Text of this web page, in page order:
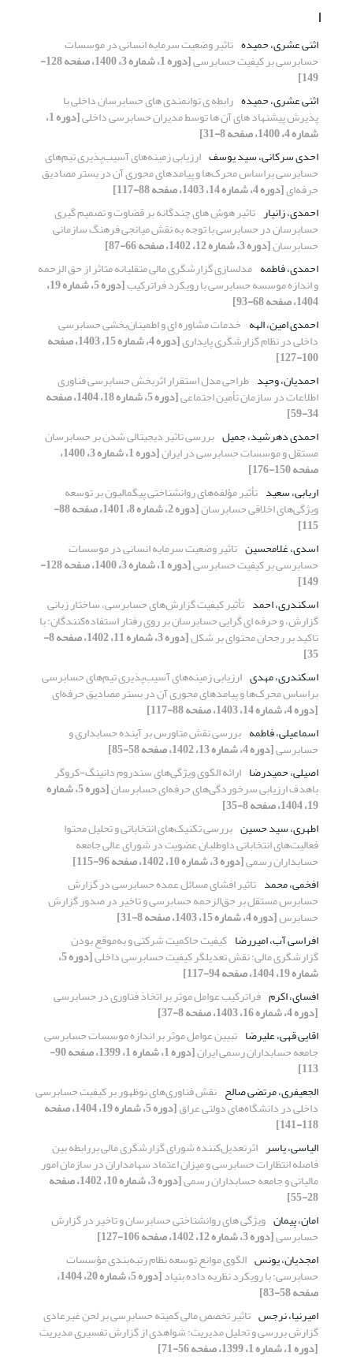
ا
اثنی عشری، حمیده تاثیر وضعیت سرمایه انسانی در موسسات
حسابرسی بر کیفیت حسابرسی [دوره 1، شماره 3، 1400، صفحه 128-
149]
اثنی عشری، حمیده رابطه ی توانمندی های حسابرسان داخلی با
پذیرش پیشنهاد های آن ها توسط مدیران حسابرسی داخلی [دوره 1،
شماره 4، 1400، صفحه 8-31]
احدی سرکانی، سید یوسف ارزیابی زمینه‌های آسیب‌پذیری تیم‌های
حسابرسی براساس محرک‌ها و پیامدهای محوری آن در بستر مصادیق
حرفه‌ای[دوره 4، شماره 14، 1403، صفحه 88-117]
احمدی، زانیار تاثیر هوش های چندگانه بر قضاوت و تصمیم گیری
حسابرسان در حسابرسی با توجه به نقش میانجی فرهنگ سازمانی
حسابرسان[دوره 3، شماره 12، 1402، صفحه 66-87]
احمدی، فاطمه مدلسازی گزارشگری مالی متقلبانه متاثر از حق الزحمه
و اندازه موسسه حسابرسی با رویکرد فراترکیب [دوره 5، شماره 19،
1404، صفحه 68-93]
احمدی امین، الهه خدمات مشاوره ای و اطمینان‌بخشی حسابرسی
داخلی در نظام گزارشگری پایداری [دوره 4، شماره 15، 1403، صفحه
100-127]
احمدیان، وحید طراحی مدل استقرار اثربخش حسابرسی فناوری
اطلاعات در سازمان تأمین اجتماعی [دوره 5، شماره 18، 1404، صفحه
34-59]
احمدی دهرشید، جمیل بررسی تاثیر دیجیتالی شدن بر حسابرسان
مستقل و موسسات حسابرسی در ایران [دوره 1، شماره 3، 1400،
صفحه 150-176]
اربابی، سعید تأثیر مؤلفه‌های روانشناختی پیگمالیون بر توسعه
ویژگی‌های اخلاقی حسابرسان [دوره 2، شماره 8، 1401، صفحه 88-
115]
اسدی، غلامحسین تاثیر وضعیت سرمایه انسانی در موسسات
حسابرسی بر کیفیت حسابرسی [دوره 1، شماره 3، 1400، صفحه 128-
149]
اسکندری، احمد تأثیر کیفیت گزارش‌های حسابرسی، ساختار زبانی
گزارش، و حرفه ای گرایی حسابرسان بر روی رفتار استفاده‌کنندگان: با
تاکید بر رجحان محتوای بر شکل [دوره 3، شماره 11، 1402، صفحه 8-
35]
اسکندری، مهدی ارزیابی زمینه‌های آسیب‌پذیری تیم‌های حسابرسی
براساس محرک‌ها و پیامدهای محوری آن در بستر مصادیق حرفه‌ای
[دوره 4، شماره 14، 1403، صفحه 88-117]
اسماعیلی، فاطمه بررسی نقش متاورس بر آینده حسابداری و
حسابرسی[دوره 4، شماره 13، 1402، صفحه 58-85]
اصیلی، حمیدرضا ارائه الگوی ویژگی‌های سندروم دانینگ-کروگر
باهدف ارزیابی سرخوردگی‌های حرفه‌ای حسابرسان [دوره 5، شماره
19، 1404، صفحه 8-35]
اطهری، سید حسین بررسی تکنیک‌های انتخاباتی و تحلیل محتوا
فعالیت‌های انتخاباتی داوطلبان عضویت در شورای عالی جامعه
حسابداران رسمی[دوره 3، شماره 10، 1402، صفحه 96-115]
افخمی، محمد تاثیر افشای مسائل عمده حسابرسی در گزارش
حسابرس مستقل بر حق‌الزحمه حسابرسی و تاخیر در صدور گزارش
حسابرس[دوره 4، شماره 15، 1403، صفحه 8-31]
افراسی آب، امیررضا کیفیت حاکمیت شرکتی و به‌موقع بودن
گزارشگری مالی: نقش تعدیلگر کیفیت حسابرسی داخلی [دوره 5،
شماره 19، 1404، صفحه 94-117]
افسای، اکرم فراترکیب عوامل موثر بر اتخاذ فناوری در حسابرسی
[دوره 4، شماره 16، 1403، صفحه 8-37]
اقایی قهی، علیرضا تبیین عوامل موثر بر اندازه موسسات حسابرسی
جامعه حسابداران رسمی ایران [دوره 1، شماره 1، 1399، صفحه 90-
113]
الجعیفری، مرتضی صالح نقش فناورى‌هاى نوظهور بر کیفیت حسابرسی
داخلی در دانشگاه‌های دولتی عراق [دوره 5، شماره 19، 1404، صفحه
118-141]
الیاسی، یاسر اثرتعدیل‌کننده شورای گزارشگری مالی بررابطه بین
فاصله انتظارات حسابرسی و میزان اعتماد سهامداران در سازمان امور
مالیاتی و جامعه حسابداران رسمی [دوره 3، شماره 10، 1402، صفحه
28-55]
امان، پیمان ویژگی های روانشناختی حسابرسان و تاخیر در گزارش
حسابرسی[دوره 3، شماره 12، 1402، صفحه 106-127]
امجدیان، یونس الگوی موانع توسعه نظام رتبه‌بندی مؤسسات
حسابرسی: با رویکرد نظریه داده بنیاد [دوره 5، شماره 20، 1404،
صفحه 58-83]
امیرنیا، نرجس تاثیر تخصص مالی کمیته حسابرسی بر لحن غیرعادی
گزارش بررسی و تحلیل مدیریت: شواهدی از گزارش تفسیری مدیریت
[دوره 1، شماره 1، 1399، صفحه 56-71]